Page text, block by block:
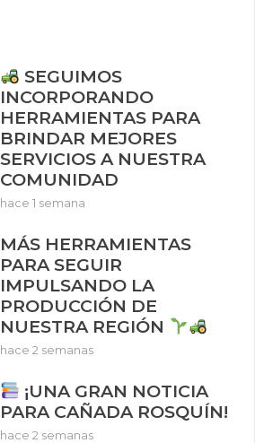
SEGUIMOS
INCORPORANDO
HERRAMIENTAS PARA
BRINDAR MEJORES
SERVICIOS A NUESTRA
COMUNIDAD
hace 1 semana
MÁS HERRAMIENTAS
PARA SEGUIR
IMPULSANDO LA
PRODUCCIÓN DE
NUESTRA REGIÓN
hace 2 semanas
¡UNA GRAN NOTICIA
PARA CAÑADA ROSQUÍN!
hace 2 semanas